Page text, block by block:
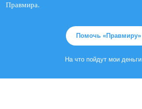
Правмира.
Помочь «Правмиру»
На что пойдут мои деньги